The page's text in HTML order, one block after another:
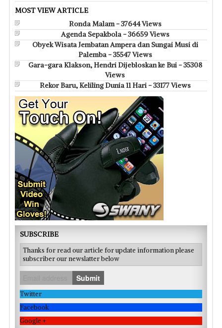
MOST VIEW ARTICLE
Ronda Malam - 37644 Views
Agenda Sepakbola - 36659 Views
Obyek Wisata Jembatan Ampera dan Sungai Musi di
Palemba - 35547 Views
Gara-gara Klakson, Hendri Dijebloskan ke Bui - 35308
Views
Rekor Baru, Keliling Dunia 11 Hari - 33177 Views
SUBSCRIBE
Thanks for read our article for update information please
subscriber our newslatter below
Submit
Twitter
Facebook
Google +